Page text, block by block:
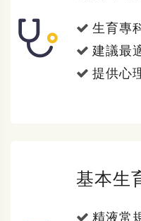
生育專
建議最
提供心
基本生
精液常